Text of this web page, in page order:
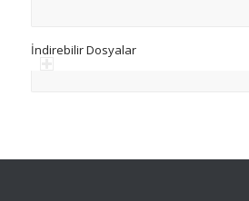
İndirebilir Dosyalar